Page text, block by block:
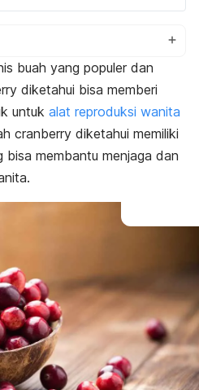
buah yang populer dan
diketahui bisa memberi
untuk alat reproduksi wanita
cranberry diketahui memiliki
bisa membantu menjaga dan